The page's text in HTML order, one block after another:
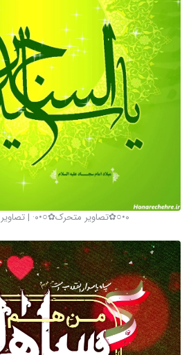
٠•○✿تصاویر متحرک✿○•٠· | تصاویر متحرک مذهبی